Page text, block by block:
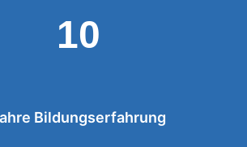
10
Bildungserfahrung